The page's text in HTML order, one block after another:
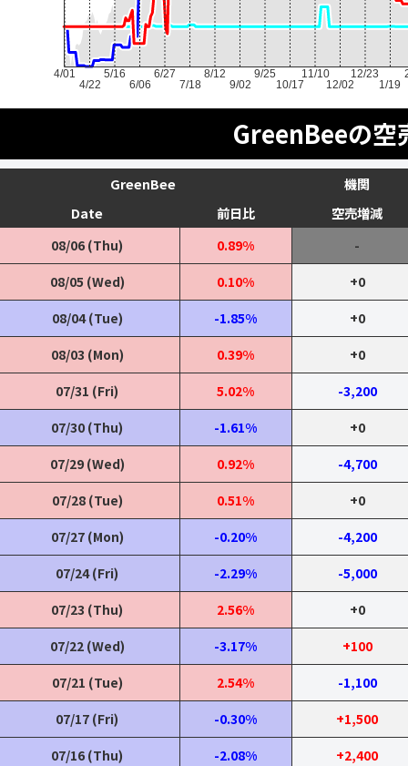
4/01
4/22
5/16
6/06
6/27
7/18
8/12
9/02
9/25
10/17
11/10
12/02
12/23
1/19
GreenBeeの空
GreenBee
機関
Date
前日比 空売増減
08/06 (Thu) 0.89%
-
08/05 (Wed)
0.10%
+0
08/04 (Tue)
-1.85%
+0
08/03 (Mon)
0.39%
+0
07/31 (Fri)
5.02%
-3,200
07/30 (Thu)
-1.61%
+0
07/29 (Wed)
0.92%
-4,700
07/28 (Tue)
0.51%
+0
07/27 (Mon)
-0.20%
-4,200
07/24 (Fri)
-2.29%
-5,000
07/23 (Thu)
2.56%
+0
07/22 (Wed)
-3.17%
+100
07/21 (Tue)
2.54%
-1,100
07/17 (Fri)
-0.30%
+1,500
07/16 (Thu)
-2.08% +2,400